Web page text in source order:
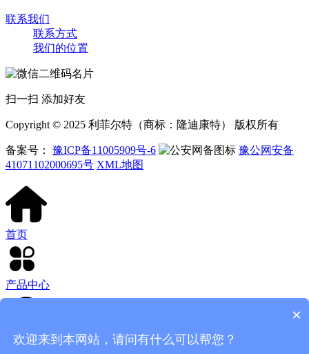
联系我们
联系方式
我们的位置
扫一扫 添加好友
Copyright © 2025 利菲尔特（商标：隆迪康特） 版权所有
备案号： 豫ICP备11005909号-6
豫公网安备
41071102000695号 XML地图
首页
产品中心
客服电话
×
欢迎来到本网站，请问有什么可以帮您？